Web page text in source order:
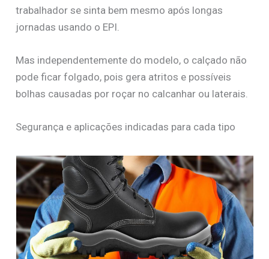
trabalhador se sinta bem mesmo após longas
jornadas usando o EPI.
Mas independentemente do modelo, o calçado não
pode ficar folgado, pois gera atritos e possíveis
bolhas causadas por roçar no calcanhar ou laterais.
Segurança e aplicações indicadas para cada tipo